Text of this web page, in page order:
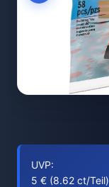
UVP:
5 € (8.62 ct/Teil)